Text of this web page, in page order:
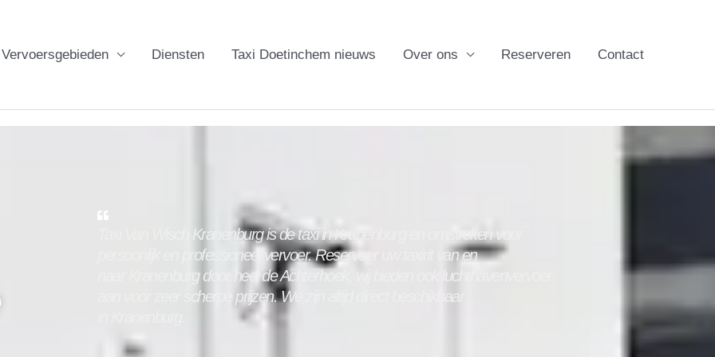
Vervoersgebieden Diensten Taxi Doetinchem nieuws Over ons Reserveren Contact
Taxi Van Wisch Kranenburg is de taxi in Kranenburg
en omstreken voor
persoonlijk en professioneel vervoer. Reserveer uw taxirit van en
Kranenburgdoor heel de Achterhoek, wij bieden ook luchthavenvervoer
aan voor zeer scherpe prijzen. We zijn altijd direct beschikbaar